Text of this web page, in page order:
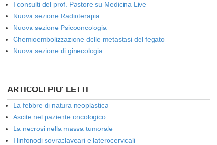
I consulti del prof. Pastore su Medicina Live
Nuova sezione Radioterapia
Nuova sezione Psicooncologia
Chemioembolizzazione delle metastasi del fegato
Nuova sezione di ginecologia
ARTICOLI PIU' LETTI
La febbre di natura neoplastica
Ascite nel paziente oncologico
La necrosi nella massa tumorale
I linfonodi sovraclaveari e laterocervicali